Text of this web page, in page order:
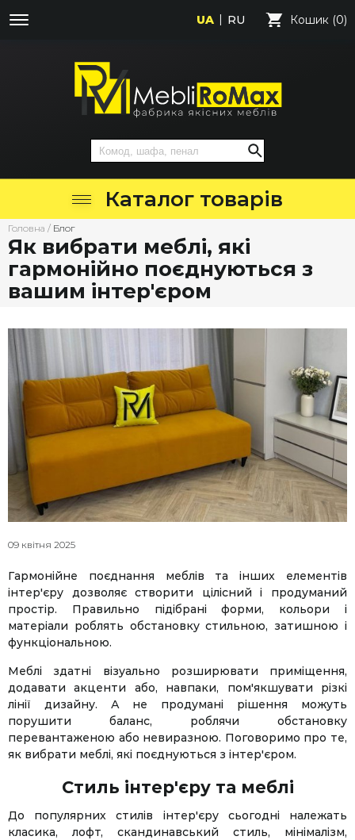
UA RU Кошик (0)
Каталог товарів
Головна / Блог
Як вибрати меблі, які
гармонійно поєднуються з
вашим інтер'єром
09 квітня 2025
Гармонійне поєднання меблів та інших елементів
інтер'єру дозволяє створити цілісний і продуманий
простір. Правильно підібрані форми, кольори і
матеріали роблять обстановку стильною, затишною і
функціональною.
Меблі здатні візуально розширювати приміщення,
додавати акценти або, навпаки, пом'якшувати різкі
лінії дизайну. А не продумані рішення можуть
порушити баланс, роблячи обстановку
перевантаженою або невиразною. Поговоримо про те,
як вибрати меблі, які поєднуються з інтер'єром.
Стиль інтер'єру та меблі
До популярних стилів інтер'єру сьогодні належать
класика, лофт, скандинавський стиль, мінімалізм,